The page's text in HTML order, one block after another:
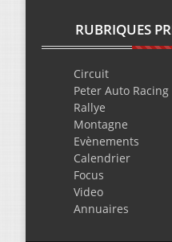
RUBRIQUES
Circuit
Peter Auto Racing
Rallye
Montagne
Evènements
Calendrier
Focus
Video
Annuaires